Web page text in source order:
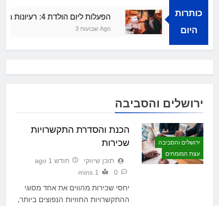
כותרות
היום
הפעלות ליום הולדת 4: רעיונות מרעננים ושמחים
3 שבועות Ago
קולית
ירושלים והסביבה
ירושלים והסביבה
עצת המומחים
הכנת והסדרת התקשרויות
שכירות
תוכן שיווקי
חודש 1 ago
0
1 mins
יחסי שכירות מהווים את אחד מסוגי
ההתקשרויות החוזיות הנפוצים ביותר,